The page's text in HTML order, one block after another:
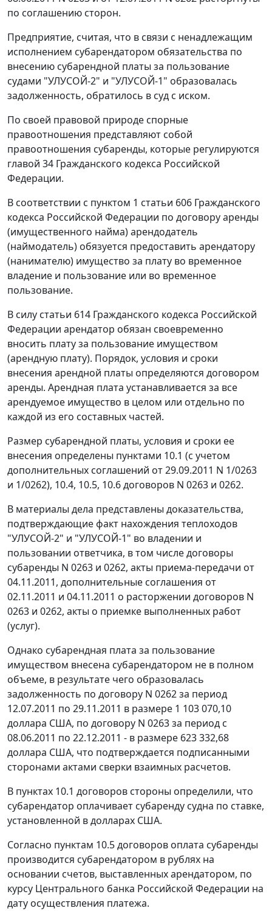
по соглашению сторон.
Предприятие, считая, что в связи с ненадлежащим
исполнением субарендатором обязательства по
внесению субарендной платы за пользование
судами "УЛУСОЙ-2" и "УЛУСОЙ-1" образовалась
задолженность, обратилось в суд с иском.
По своей правовой природе спорные
правоотношения представляют собой
правоотношения субаренды, которые регулируются
главой 34 Гражданского кодекса Российской
Федерации.
В соответствии с пунктом 1 статьи 606 Гражданского
кодекса Российской Федерации по договору аренды
(имущественного найма) арендодатель
(наймодатель) обязуется предоставить арендатору
(нанимателю) имущество за плату во временное
владение и пользование или во временное
пользование.
В силу статьи 614 Гражданского кодекса Российской
Федерации арендатор обязан своевременно
вносить плату за пользование имуществом
(арендную плату). Порядок, условия и сроки
внесения арендной платы определяются договором
аренды. Арендная плата устанавливается за все
арендуемое имущество в целом или отдельно по
каждой из его составных частей.
Размер субарендной платы, условия и сроки ее
внесения определены пунктами 10.1 (с учетом
дополнительных соглашений от 29.09.2011 N 1/0263
и 1/0262), 10.4, 10.5, 10.6 договоров N 0263 и 0262.
В материалы дела представлены доказательства,
подтверждающие факт нахождения теплоходов
"УЛУСОЙ-2" и "УЛУСОЙ-1" во владении и
пользовании ответчика, в том числе договоры
субаренды N 0263 и 0262, акты приема-передачи от
04.11.2011, дополнительные соглашения от
02.11.2011 и 04.11.2011 о расторжении договоров N
0263 и 0262, акты о приемке выполненных работ
(услуг).
Однако субарендная плата за пользование
имуществом внесена субарендатором не в полном
объеме, в результате чего образовалась
задолженность по договору N 0262 за период
12.07.2011 по 29.11.2011 в размере 1 103 070,10
доллара США, по договору N 0263 за период с
08.06.2011 по 22.12.2011 - в размере 623 332,68
доллара США, что подтверждается подписанными
сторонами актами сверки взаимных расчетов.
В пунктах 10.1 договоров стороны определили, что
субарендатор оплачивает субаренду судна по ставке,
установленной в долларах США.
Согласно пунктам 10.5 договоров оплата субаренды
производится субарендатором в рублях на
основании счетов, выставленных арендатором, по
курсу Центрального банка Российской Федерации на
дату осуществления платежа.